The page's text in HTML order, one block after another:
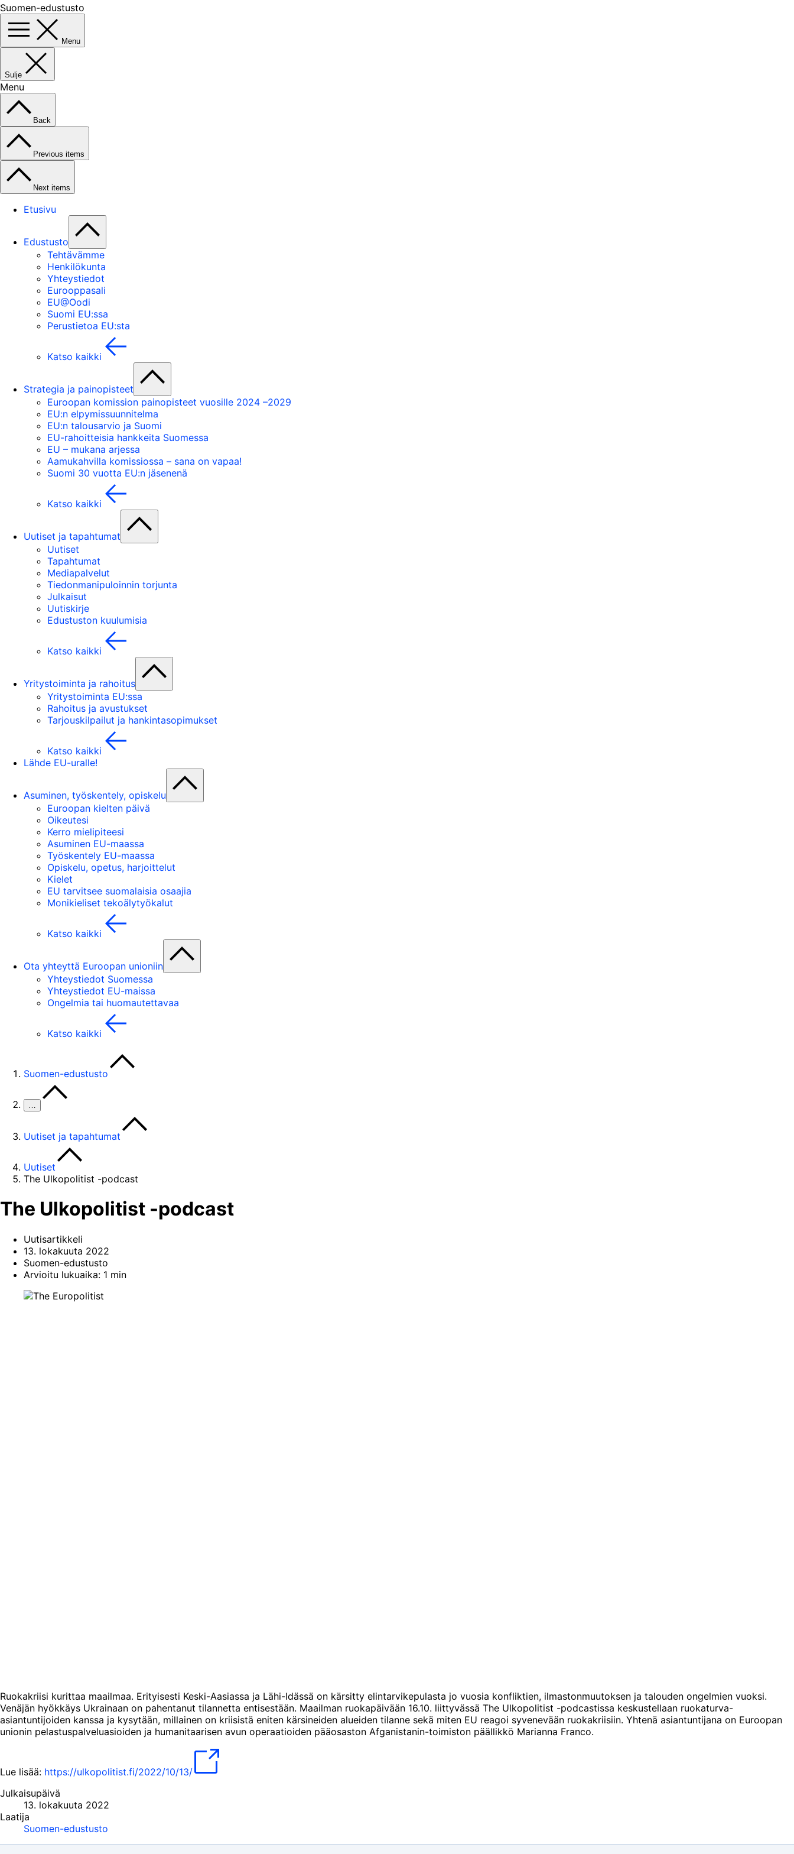
Suomen-edustusto
Menu
Sulje
Menu
Back
Previous items
Next items
Etusivu
Edustusto
Tehtävämme
Henkilökunta
Yhteystiedot
Eurooppasali
EU@Oodi
Suomi EU:ssa
Perustietoa EU:sta
Katso kaikki
Strategia ja painopisteet
Euroopan komission painopisteet vuosille 2024 –2029
EU:n elpymissuunnitelma
EU:n talousarvio ja Suomi
EU-rahoitteisia hankkeita Suomessa
EU – mukana arjessa
Aamukahvilla komissiossa – sana on vapaa!
Suomi 30 vuotta EU:n jäsenenä
Katso kaikki
Uutiset ja tapahtumat
Uutiset
Tapahtumat
Mediapalvelut
Tiedonmanipuloinnin torjunta
Julkaisut
Uutiskirje
Edustuston kuulumisia
Katso kaikki
Yritystoiminta ja rahoitus
Yritystoiminta EU:ssa
Rahoitus ja avustukset
Tarjouskilpailut ja hankintasopimukset
Katso kaikki
Lähde EU-uralle!
Asuminen, työskentely, opiskelu
Euroopan kielten päivä
Oikeutesi
Kerro mielipiteesi
Asuminen EU-maassa
Työskentely EU-maassa
Opiskelu, opetus, harjoittelut
Kielet
EU tarvitsee suomalaisia osaajia
Monikieliset tekoälytyökalut
Katso kaikki
Ota yhteyttä Euroopan unioniin
Yhteystiedot Suomessa
Yhteystiedot EU-maissa
Ongelmia tai huomautettavaa
Katso kaikki
Suomen-edustusto
…
Uutiset ja tapahtumat
Uutiset
The Ulkopolitist -podcast
The Ulkopolitist -podcast
Uutisartikkeli
13. lokakuuta 2022
Suomen-edustusto
Arvioitu lukuaika: 1 min
Ruokakriisi kurittaa maailmaa. Erityisesti Keski-Aasiassa ja Lähi-Idässä on kärsitty elintarvikepulasta jo vuosia konfliktien, ilmastonmuutoksen ja talouden ongelmien vuoksi.
Venäjän hyökkäys Ukrainaan on pahentanut tilannetta entisestään. Maailman ruokapäivään 16.10. liittyvässä The Ulkopolitist -podcastissa keskustellaan ruokaturva-
asiantuntijoiden kanssa ja kysytään, millainen on kriisistä eniten kärsineiden alueiden tilanne sekä miten EU reagoi syvenevään ruokakriisiin. Yhtenä asiantuntijana on Euroopan
unionin pelastuspalveluasioiden ja humanitaarisen avun operaatioiden pääosaston Afganistanin-toimiston päällikkö Marianna Franco.
Lue lisää: https://ulkopolitist.fi/2022/10/13/
Julkaisupäivä
13. lokakuuta 2022
Laatija
Suomen-edustusto